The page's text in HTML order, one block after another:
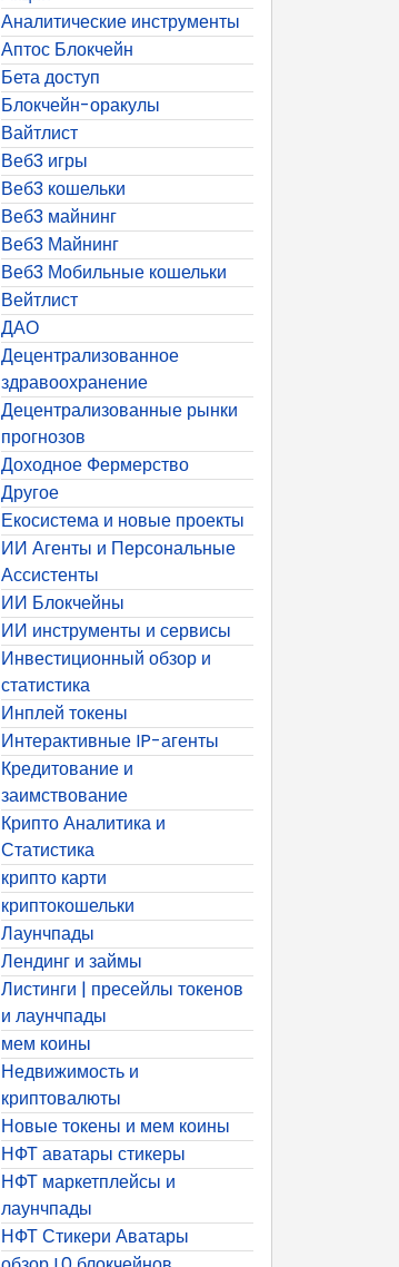
Аналитические инструменты
Аптос Блокчейн
Бета доступ
Блокчейн-оракулы
Вайтлист
Веб3 игры
Веб3 кошельки
Веб3 майнинг
Веб3 Майнинг
Веб3 Мобильные кошельки
Вейтлист
ДАО
Децентрализованное
здравоохранение
Децентрализованные рынки
прогнозов
Доходное Фермерство
Другое
Екосистема и новые проекты
ИИ Агенты и Персональные
Ассистенты
ИИ Блокчейны
ИИ инструменты и сервисы
Инвестиционный обзор и
статистика
Инплей токены
Интерактивные IP-агенты
Кредитование и
заимствование
Крипто Аналитика и
Статистика
крипто карти
криптокошельки
Лаунчпады
Лендинг и займы
Листинги | пресейлы токенов
и лаунчпады
мем коины
Недвижимость и
криптовалюты
Новые токены и мем коины
НФТ аватары стикеры
НФТ маркетплейсы и
лаунчпады
НФТ Стикери Аватары